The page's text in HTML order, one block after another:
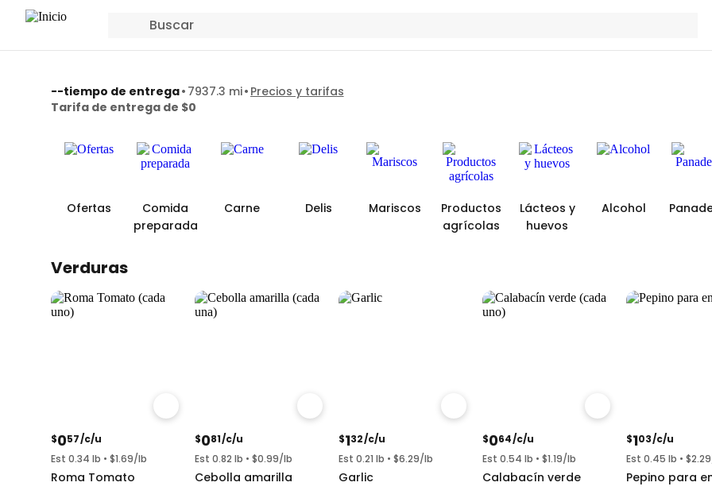
Buscar
--tiempo de entrega• 7937.3 mi• Precios y tarifas
Tarifa de entrega de $0
Ofertas
Comida
preparada
Carne Delis Mariscos
Productos
agrícolas
Lácteos y
huevos
Alcohol
Verduras
$057/c/u
Est 0.34 lb • $1.69/lb
Roma Tomato
$081/c/u
Est 0.82 lb • $0.99/lb
Cebolla amarilla
$132/c/u
Est 0.21 lb • $6.29/lb
Garlic
$064/c/u
Est 0.54 lb • $1.19/lb
Calabacín verde
$103/c/u
Est 0.45 lb •
Pepino para